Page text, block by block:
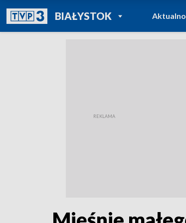
BIAŁYSTOKPOWRÓT DO
TVP REGIONY